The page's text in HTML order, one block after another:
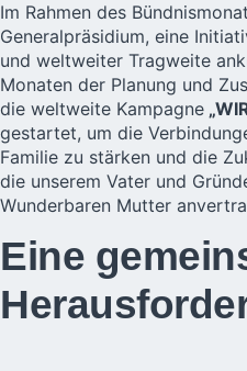
Im Rahmen des
Generalpräsidium, eine
und weltweiter Tragweite
Monaten der Planung und
die weltweite Kampagne
gestartet, um die
Familie zu stärken und die
die unserem Vater und
Wunderbaren Mutter
Eine